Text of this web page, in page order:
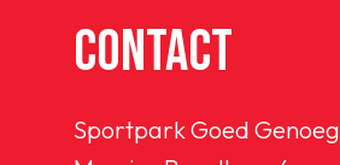
CONTACT
Sportpark Goed Genoeg